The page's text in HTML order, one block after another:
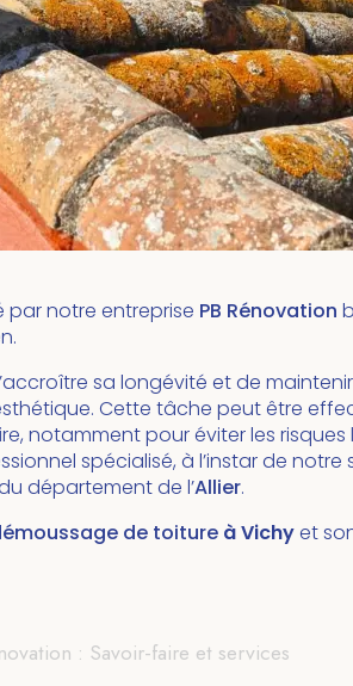
par notre entreprise PB Rénovation
sa longévité et de
Cette tâche peut être
notamment pour éviter les risques
spécialisé, à l’instar de notre
département de l’Allier.
de toiture à Vichyet
: Savoir-faire et services